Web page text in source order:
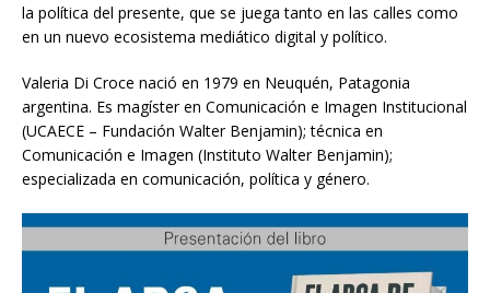
la política del presente, que se juega tanto en las calles como
en un nuevo ecosistema mediático digital y político.
Valeria Di Croce nació en 1979 en Neuquén, Patagonia
argentina. Es magíster en Comunicación e Imagen Institucional
(UCAECE – Fundación Walter Benjamin); técnica en
Comunicación e Imagen (Instituto Walter Benjamin);
especializada en comunicación, política y género.